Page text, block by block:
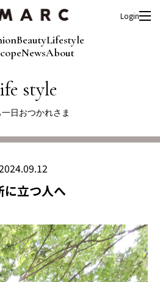
BeautyLifestyle
NewsAbout
Login
style
日おつかれさま
に立つ人へ